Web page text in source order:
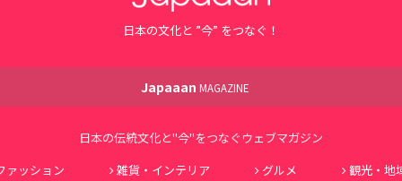
日本の文化と ”今” をつなぐ！
Japaaan MAGAZINE
日本の伝統文化と"今"をつなぐウェブマガジン
ァッション 雑貨・インテリア グルメ 観光・地